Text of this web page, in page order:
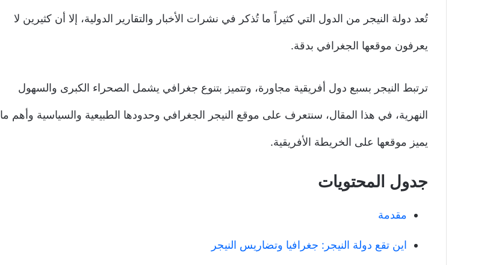
تُعد دولة النيجر من الدول التي كثيراً ما تُذكر في نشرات الأخبار والتقارير الدولية، إلا أن كثيرين لا
يعرفون موقعها الجغرافي بدقة.
ترتبط النيجر بسبع دول أفريقية مجاورة، وتتميز بتنوع جغرافي يشمل الصحراء الكبرى والسهول
النهرية، في هذا المقال، سنتعرف على موقع النيجر الجغرافي وحدودها الطبيعية والسياسية وأهم ما
يميز موقعها على الخريطة الأفريقية.
جدول المحتويات
مقدمة
اين تقع دولة النيجر: جغرافيا وتضاريس النيجر